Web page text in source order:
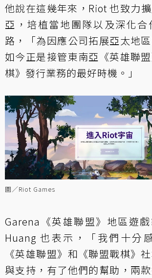
他說在這幾年來，Riot 也致力
亞，培植當地團隊以及深化合
路，「為因應公司拓展亞太地
如今正是接管東南亞《英雄聯
棋》發行業務的最好時機。」
圖／Riot Games
Garena《英雄聯盟》地區遊
Huang 也表示，「我們十分
《英雄聯盟》和《聯盟戰棋》
與支持，有了他們的幫助，兩